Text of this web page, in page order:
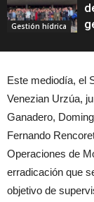
Gestión hídrica
Este mediodía, el
Venezian Urzúa,
Ganadero,
Fernando
Operaciones de
erradicación que
objetivo de